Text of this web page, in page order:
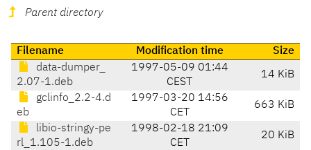
Parent directory
Filename Modification time
Size
data-dumper_
2.07-1.deb
1997-05-09 01:44
CEST
14 KiB
gclinfo_2.2-4.d
eb
1997-03-20 14:56
CET
663 KiB
libio-stringy-pe
rl_1.105-1.deb
1998-02-18 21:09
CET
20 KiB